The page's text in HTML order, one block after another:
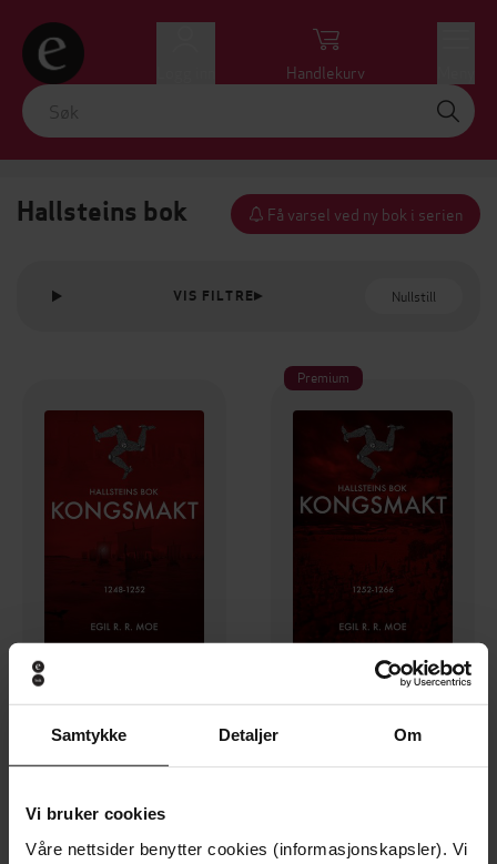
Samtykke Detaljer Om
Vi bruker cookies
Våre nettsider benytter cookies (informasjonskapsler). Vi
Handlekurv
Hallsteins bok Få varsel ved ny bok i serien
VIS FILTRE Nullstill
69,-
Kongsmakt 1248-1252
Egil Moe
Premium
119,-
Kongsmakt 1252-1266
Egil R. R. Moe